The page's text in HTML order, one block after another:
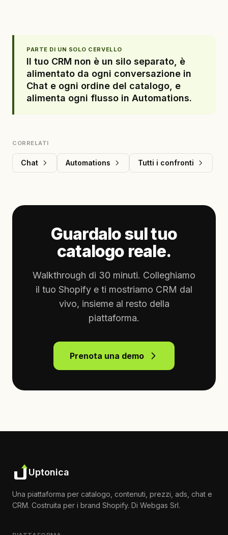
PARTE DI UN SOLO CERVELLO
Il tuo CRM non è un silo separato, è
alimentato da ogni conversazione in
Chat e ogni ordine del catalogo, e
alimenta ogni flusso in Automations.
CORRELATI
Chat Automations Tutti i confronti
Guardalo sul tuo
catalogo reale.
Walkthrough di 30 minuti. Colleghiamo
il tuo Shopify e ti mostriamo CRM dal
vivo, insieme al resto della
piattaforma.
Prenota una demo
Uptonica
Una piattaforma per catalogo, contenuti, prezzi, ads, chat e
CRM. Costruita per i brand Shopify. Di Webgas Srl.